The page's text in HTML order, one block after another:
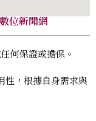
位新聞網
何保證或擔保。
性，根據自身需求與